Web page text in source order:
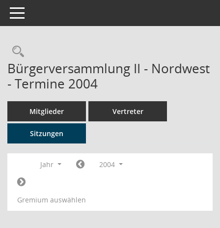
Toggle navigation
Rechercheauswahl
Bürgerversammlung II - Nordwest
- Termine 2004
Mitglieder Vertreter
Sitzungen
Jahr 2004
Gremium auswählen